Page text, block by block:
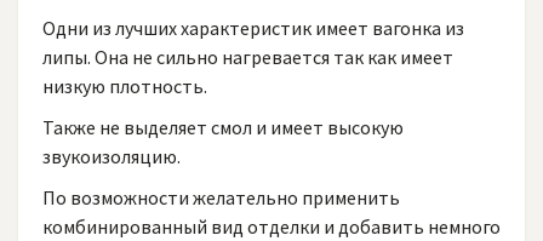
Одни из лучших характеристик имеет вагонка из
липы. Она не сильно нагревается так как имеет
низкую плотность.
Также не выделяет смол и имеет высокую
звукоизоляцию.
По возможности желательно применить
комбинированный вид отделки и добавить немного